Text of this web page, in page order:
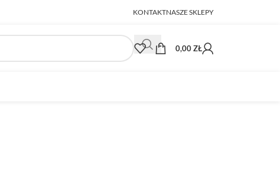
KONTAKTNASZE SKLEPY
0,00ZŁ